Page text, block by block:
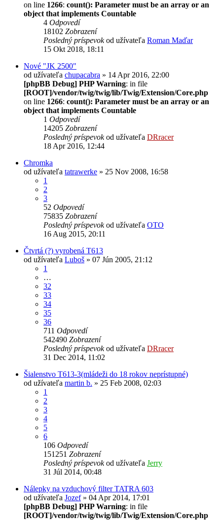
on line 1266: count(): Parameter must be an array or an
object that implements Countable
4 Odpovedí
18102 Zobrazení
Posledný príspevokod užívateľa Roman Maďar
15 Okt 2018, 18:11
Nové "JK 2500"
od užívateľa chupacabra » 14 Apr 2016, 22:00
[phpBB Debug] PHP Warning: in file
[ROOT]/vendor/twig/twig/lib/Twig/Extension/Core.php
on line 1266: count(): Parameter must be an array or an
object that implements Countable
1 Odpovedí
14205 Zobrazení
Posledný príspevokod užívateľa DRracer
18 Apr 2016, 12:44
Chromka
od užívateľa tatrawerke » 25 Nov 2008, 16:58
1
2
3
52 Odpovedí
75835 Zobrazení
Posledný príspevokod užívateľa OTO
16 Aug 2015, 20:11
Čtvrtá (?) vyrobená T613
od užívateľa Luboš » 07 Jún 2005, 21:12
1
…
32
33
34
35
36
711 Odpovedí
542490 Zobrazení
Posledný príspevokod užívateľa DRracer
31 Dec 2014, 11:02
Šialenstvo T613-3(mládeži do 18 rokov neprístupné)
od užívateľa martin b. » 25 Feb 2008, 02:03
1
2
3
4
5
6
106 Odpovedí
151251 Zobrazení
Posledný príspevokod užívateľa Jerry
31 Júl 2014, 00:48
Nálepky na vzduchový filter TATRA 603
od užívateľa Jozef» 04 Apr 2014, 17:01
[phpBB Debug] PHP Warning: in file
[ROOT]/vendor/twig/twig/lib/Twig/Extension/Core.php